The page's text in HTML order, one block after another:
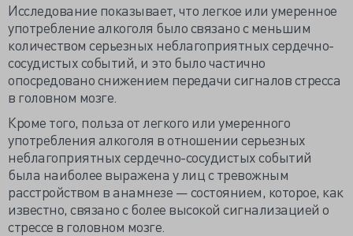
Исследование показывает, что легкое или умеренное
употребление алкоголя было связано с меньшим
количеством серьезных неблагоприятных сердечно-
сосудистых событий, и это было частично
опосредовано снижением передачи сигналов стресса
в головном мозге.
Кроме того, польза от легкого или умеренного
употребления алкоголя в отношении серьезных
неблагоприятных сердечно-сосудистых событий
была наиболее выражена у лиц с тревожным
расстройством в анамнезе — состоянием, которое, как
известно, связано с более высокой сигнализацией о
стрессе в головном мозге.